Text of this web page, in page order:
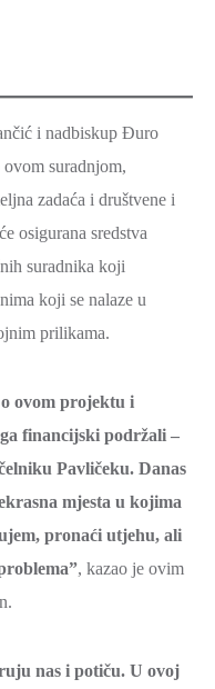
i nadbiskup Đuro
suradnjom,
zadaća i društvene i
osigurana sredstva
suradnika koji
koji se nalaze u
prilikama.
ovom projektu i
financijski podržali –
Pavličeku. Danas
mjesta u kojima
pronaći utjehu, ali
, kazao je ovim
nas i potiču. U ovoj